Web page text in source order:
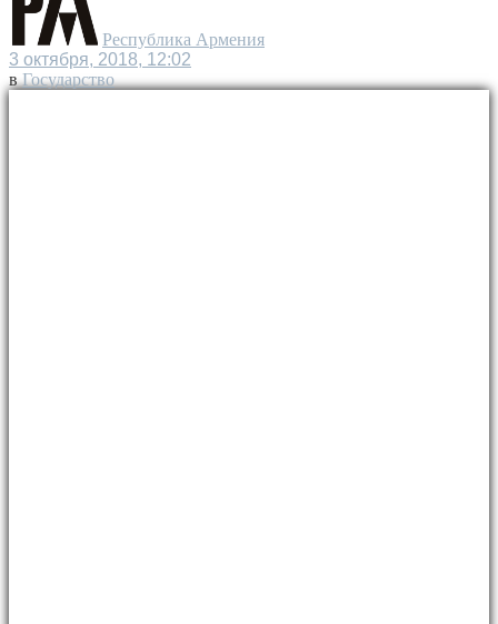
Республика Армения
3 октября, 2018, 12:02
в Государство